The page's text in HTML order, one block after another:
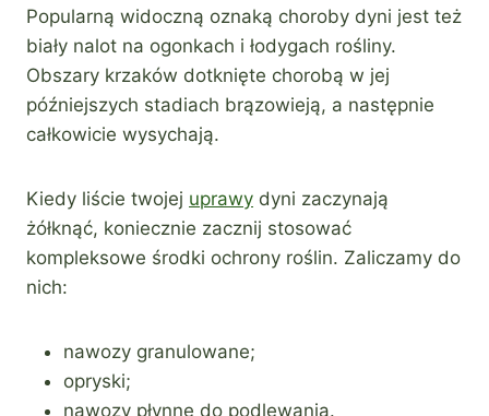
Popularną widoczną oznaką choroby dyni jest też
biały nalot na ogonkach i łodygach rośliny.
Obszary krzaków dotknięte chorobą w jej
późniejszych stadiach brązowieją, a następnie
całkowicie wysychają.
Kiedy liście twojej uprawy dyni zaczynają
żółknąć, koniecznie zacznij stosować
kompleksowe środki ochrony roślin. Zaliczamy do
nich:
nawozy granulowane;
opryski;
nawozy płynne do podlewania.